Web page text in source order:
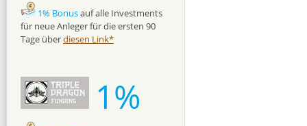
1% Bonusauf alle Investments
für neue Anleger für die ersten 90
Tage überdiesen Link*
1%